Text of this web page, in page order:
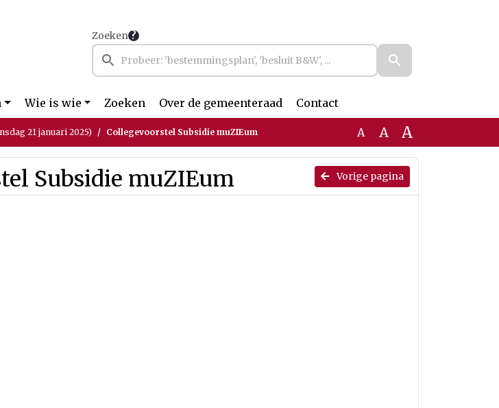
Zoeken
Wie is wie Zoeken Over de gemeenteraad Contact
21 januari 2025) Collegevoorstel Subsidie muZIEum A A A
Vorige pagina
Subsidie muZIEum